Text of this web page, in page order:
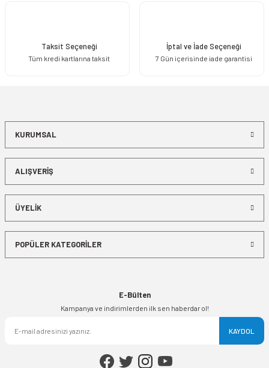
Taksit Seçeneği
Tüm kredi kartlarına taksit
İptal ve İade Seçeneği
7 Gün içerisinde iade garantisi
KURUMSAL
ALIŞVERİŞ
ÜYELİK
POPÜLER KATEGORİLER
E-Bülten
Kampanya ve indirimlerden ilk sen haberdar ol!
KAYDOL